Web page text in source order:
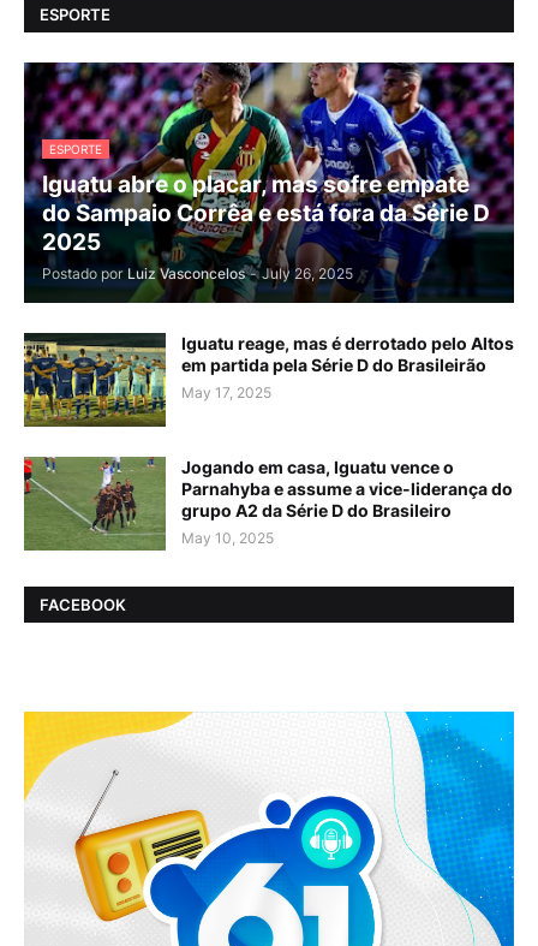
ESPORTE
ESPORTE
Iguatu abre o placar, mas sofre empate
do Sampaio Corrêa e está fora da Série D
2025
Postado por Luiz Vasconcelos - July 26, 2025
Iguatu reage, mas é derrotado pelo Altos
em partida pela Série D do Brasileirão
May 17, 2025
Jogando em casa, Iguatu vence o
Parnahyba e assume a vice-liderança do
grupo A2 da Série D do Brasileiro
May 10, 2025
FACEBOOK